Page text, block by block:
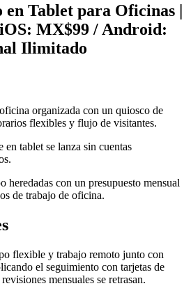
en Tablet para Oficinas |
MX$99 / Android:
Ilimitado
organizada con un quiosco de
flexibles y flujo de visitantes.
tablet se lanza sin cuentas
heredadas con un presupuesto mensual
de trabajo de oficina.
flexible y trabajo remoto junto con
el seguimiento con tarjetas de
mensuales se retrasan.